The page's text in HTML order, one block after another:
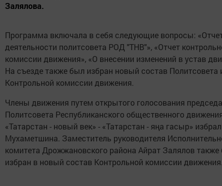
Залялова.
Программа включала в себя следующие вопросы:
деятельности политсовета РОД "ТНВ"», «Отчет
комиссии движения», «О внесении изменений в устав
На съезде также был избран новый состав Политсовета
Контрольной комиссии движения.
Члены движения путем открытого голосования
Политсовета Республиканского общественного
«Татарстан - новый век» - «Татарстан - яңа гасыр»
Мухаметшина. Заместитель руководителя
комитета Дрожжановского района Айрат Залялов
избран в новый состав Контрольной комиссии